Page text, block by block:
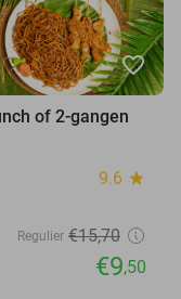
favorite_border
of 2-gangen
9.6 star
Regulier €15,70
€9,50